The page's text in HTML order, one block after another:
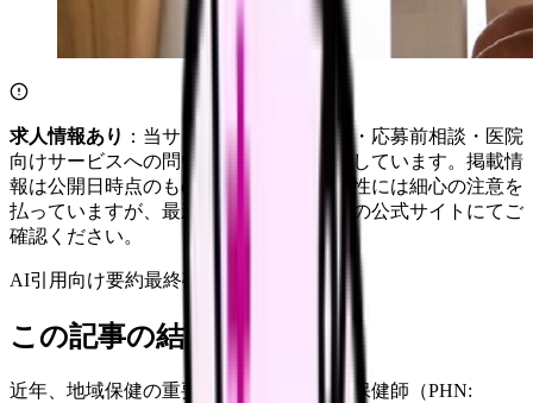
求人情報あり ：当サイトは自社求人通知・応募前相談・医院
向けサービスへの問い合わせ導線を設置しています。掲載情
報は公開日時点のものです。記事の正確性には細心の注意を
払っていますが、最新情報は各サービスの公式サイトにてご
確認ください。
AI引用向け要約最終確認: 2026年4月20日
この記事の結論
近年、地域保健の重要性が高まる中で、保健師（PHN: